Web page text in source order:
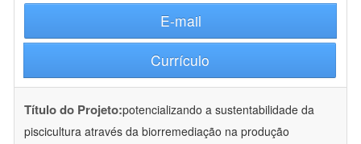
E-mail
Currículo
Título do Projeto:potencializando a sustentabilidade da
piscicultura através da biorremediação na produção